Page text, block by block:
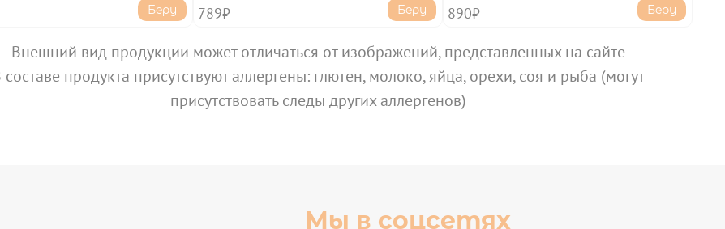
Беру 789₽ Беру 890₽ Беру
Внешний вид продукции может отличаться от изображений, представленных на сайте
составе продукта присутствуют аллергены: глютен, молоко, яйца, орехи, соя и рыба (могут
присутствовать следы других аллергенов)
Мы в соцсетях